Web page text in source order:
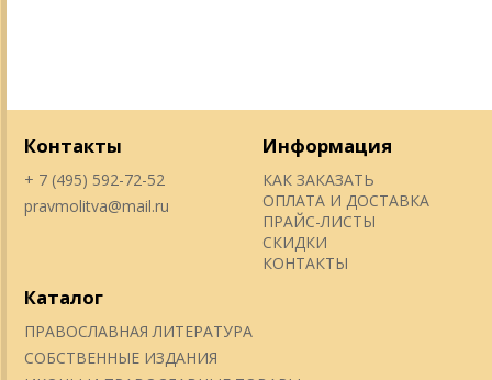
Контакты
+ 7 (495) 592-72-52
pravmolitva@mail.ru
Информация
КАК ЗАКАЗАТЬ
ОПЛАТА И ДОСТАВКА
ПРАЙС-ЛИСТЫ
СКИДКИ
КОНТАКТЫ
Каталог
ПРАВОСЛАВНАЯ ЛИТЕРАТУРА
СОБСТВЕННЫЕ ИЗДАНИЯ